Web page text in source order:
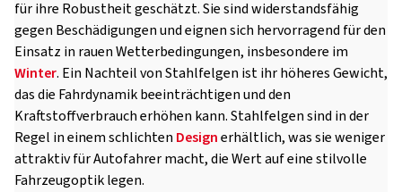
für ihre Robustheit geschätzt. Sie sind widerstandsfähig
gegen Beschädigungen und eignen sich hervorragend für den
Einsatz in rauen Wetterbedingungen, insbesondere im
Winter. Ein Nachteil von Stahlfelgen ist ihr höheres Gewicht,
das die Fahrdynamik beeinträchtigen und den
Kraftstoffverbrauch erhöhen kann. Stahlfelgen sind in der
Regel in einem schlichten Designerhältlich, was sie weniger
attraktiv für Autofahrer macht, die Wert auf eine stilvolle
Fahrzeugoptik legen.